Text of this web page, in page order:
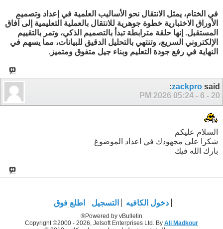
في الختام، يمثل الانتقال نحو الأساليب العلمية في إعداد وتصميم
الأوراق الاختبارية خطوة جوهرية للانتقال بالعملية التعليمية إلى آفاق
المستقبل. إنها حلقة مترابطة تبدأ بالتصميم الذكي، وتمر بالتقييم
الإلكتروني السريع، وتنتهي بالتحليل الدقيق للبيانات، مما يسهم في
النهاية في رفع جودة التعليم وبناء جيل متفوق ومتميز.
zackpro said:
20 - 6 - 2026
05:24 PM
السلام عليكم
شكرا على مجهودك في اعداد الموضوغ
بارك الله فيك
دخول الكافيه التسجيل اطلع فوق
Powered by vBulletin®
Copyright ©2000 - 2026, Jelsoft Enterprises Ltd. By Ali Madkour